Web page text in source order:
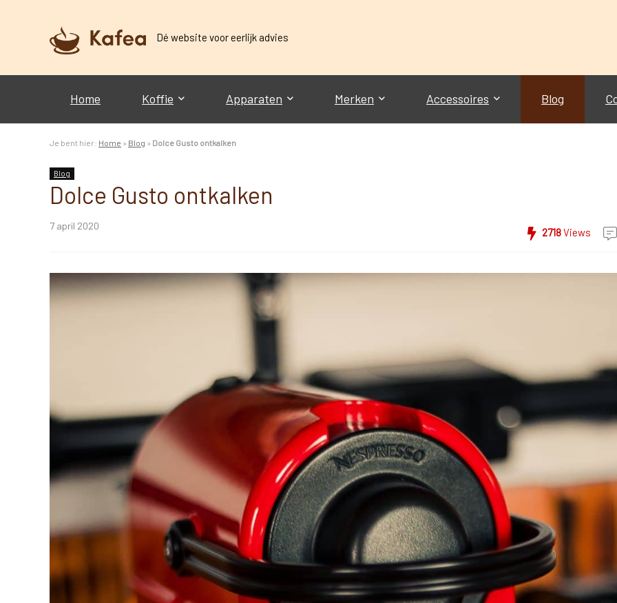
Dé website voor eerlijk advies
Home Koffie Apparaten Merken Accessoires Blog
Je bent hier: Home » Blog » Dolce Gusto ontkalken
Blog
Dolce Gusto ontkalken
7 april 2020
2718Views